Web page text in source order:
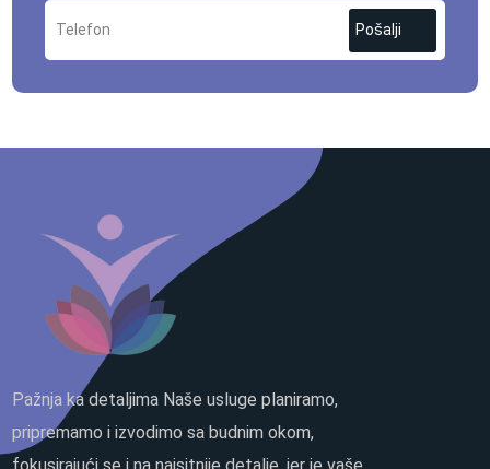
Pošalji
Pažnja ka detaljima Naše usluge planiramo,
pripremamo i izvodimo sa budnim okom,